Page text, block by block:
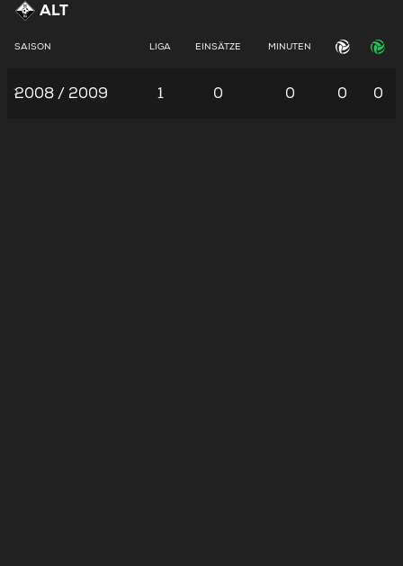
ALT
SAISON LIGA EINSÄTZE MINUTEN
2008 / 2009 1 0 0 0 0